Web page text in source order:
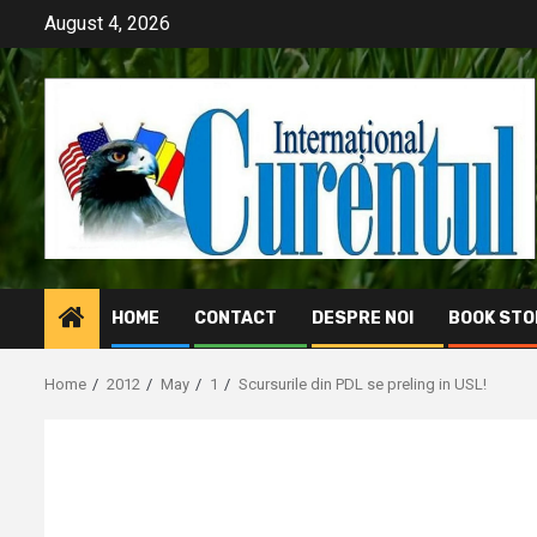
content
August 4, 2026
HOME CONTACT DESPRE NOI BOOK
Home 2012 May 1 Scursurile din PDL se preling in USL!